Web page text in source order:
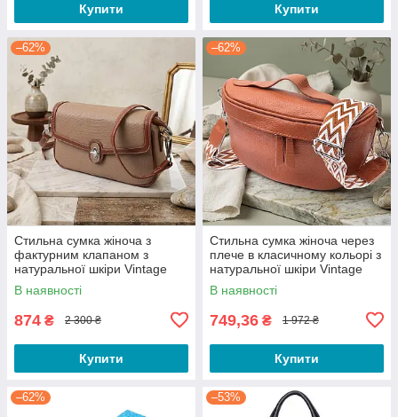
Купити Купити
–62%
Стильна сумка жіноча з
фактурним клапаном з
натуральної шкіри Vintage
22620 Бежева
В наявності
874 ₴ 2 300 ₴
Купити
–62%
Стильна сумка жіноча через
плече в класичному кольорі з
натуральної шкіри Vintage
22658 Руда
В наявності
749,36 ₴ 1 972 ₴
Купити
–62% –53%